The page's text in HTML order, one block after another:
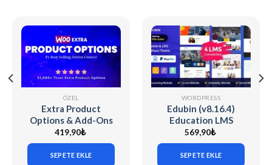
ÖZEL
Extra Product
Options & Add-Ons
for WooCommerce
v7.5.6 (Codecanyon)
419,90₺
SEPETE EKLE
WORDPRESS
Edubin (v8.16.4)
Education LMS
WordPress Theme
569,90₺
SEPETE EKLE